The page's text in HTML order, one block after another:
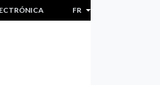
FR Lister les actions